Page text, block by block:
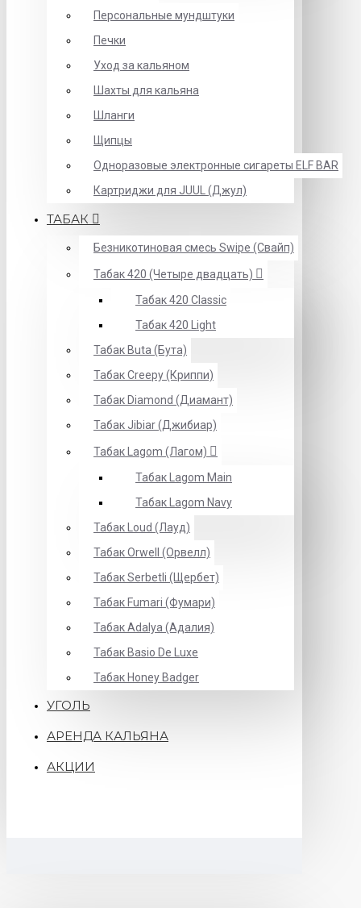
Персональные мундштуки
Печки
Уход за кальяном
Шахты для кальяна
Шланги
Щипцы
Одноразовые электронные сигареты ELF BAR
Картриджи для JUUL (Джул)
ТАБАК
Безникотиновая смесь Swipe (Свайп)
Табак 420 (Четыре двадцать)
Табак 420 Classic
Табак 420 Light
Табак Buta (Бута)
Табак Creepy (Криппи)
Табак Diamond (Диамант)
Табак Jibiar (Джибиар)
Табак Lagom (Лагом)
Табак Lagom Main
Табак Lagom Navy
Табак Loud (Лауд)
Табак Orwell (Орвелл)
Табак Serbetli (Щербет)
Табак Fumari (Фумари)
Табак Adalya (Адалия)
Табак Basio De Luxe
Табак Honey Badger
УГОЛЬ
АРЕНДА КАЛЬЯНА
АКЦИИ